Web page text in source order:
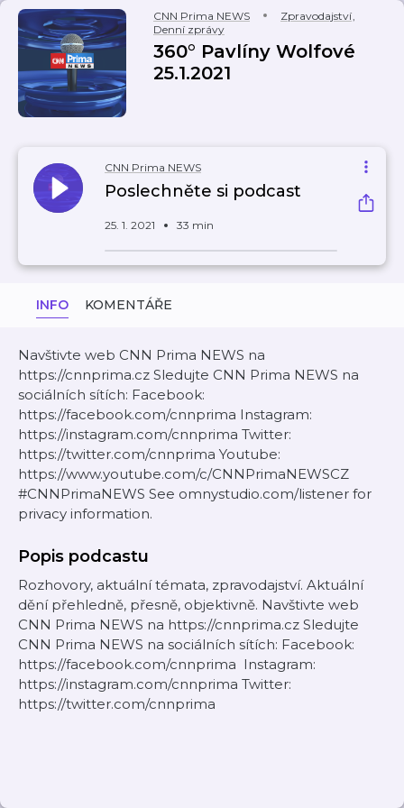
CNN Prima NEWS Zpravodajství,
Denní zprávy
360° Pavlíny Wolfové
25.1.2021
CNN Prima NEWS
Poslechněte si podcast
25. 1. 2021 33 min
INFO KOMENTÁŘE
Navštivte web CNN Prima NEWS na
https://cnnprima.cz Sledujte CNN Prima NEWS na
sociálních sítích: Facebook:
https://facebook.com/cnnprima Instagram:
https://instagram.com/cnnprima Twitter:
https://twitter.com/cnnprima Youtube:
https://www.youtube.com/c/CNNPrimaNEWSCZ
#CNNPrimaNEWS See omnystudio.com/listener for
privacy information.
Popis podcastu
Rozhovory, aktuální témata, zpravodajství. Aktuální
dění přehledně, přesně, objektivně. Navštivte web
CNN Prima NEWS na https://cnnprima.cz Sledujte
CNN Prima NEWS na sociálních sítích: Facebook:
https://facebook.com/cnnprima Instagram:
https://instagram.com/cnnprima Twitter:
https://twitter.com/cnnprima